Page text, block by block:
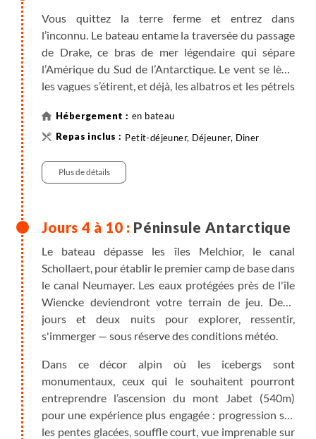
Vous quittez la terre ferme et entrez dans
l’inconnu. Le bateau entame la traversée du passage
de Drake, ce bras de mer légendaire qui sépare
l’Amérique du Sud de l’Antarctique. Le vent se lève,
les vagues s’étirent, et déjà, les albatros et les pétrels
destination. À l’approche des îles Shetland du Sud,
les premiers icebergs apparaissent. Un moment
polaire. Le continent blanc se dessine. L’équipe
d’expédition vous prépare et vous présente les
territoire unique.
en bateau
Petit-déjeuner, Déjeuner, Diner
Plus de détails
Péninsule Antarctique
Le bateau dépasse les îles Melchior, le canal
Schollaert, pour établir le premier camp de base dans
le canal Neumayer. Les eaux protégées près de l'île
Wiencke deviendront votre terrain de jeu. Deux
jours et deux nuits pour explorer, ressentir,
s'immerger — sous réserve des conditions météo.
Dans ce décor alpin où les icebergs sont
monumentaux, ceux qui le souhaitent pourront
entreprendre l’ascension du mont Jabet (540m)
pour une expérience plus engagée : progression sur
les pentes glacées, souffle court, vue imprenable sur